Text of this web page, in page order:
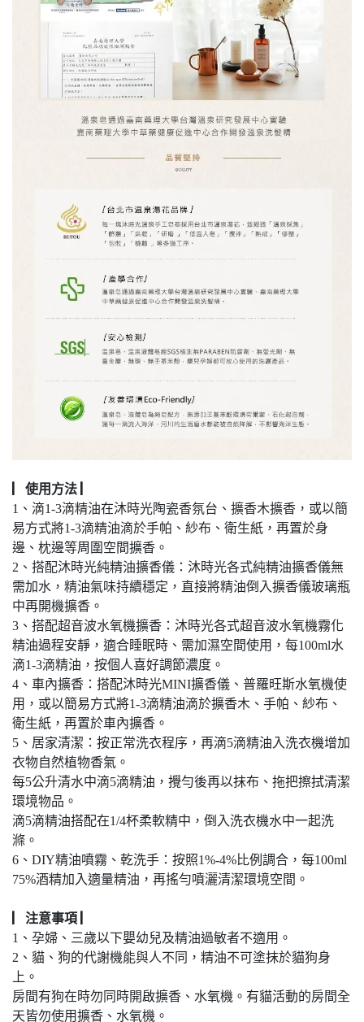
▏使用方法 ▏
1、滴1-3滴精油在沐時光陶瓷香氛台、擴香木擴香，或以簡
易方式將1-3滴精油滴於手帕、紗布、衛生紙，再置於身
邊、枕邊等周圍空間擴香。
2、搭配沐時光純精油擴香儀：沐時光各式純精油擴香儀無
需加水，精油氣味持續穩定，直接將精油倒入擴香儀玻璃瓶
中再開機擴香。
3、搭配超音波水氧機擴香：沐時光各式超音波水氧機霧化
精油過程安靜，適合睡眠時、需加濕空間使用，每100ml水
滴1-3滴精油，按個人喜好調節濃度。
4、車內擴香：搭配沐時光MINI擴香儀、普羅旺斯水氧機使
用，或以簡易方式將1-3滴精油滴於擴香木、手帕、紗布、
衛生紙，再置於車內擴香。
5、居家清潔：按正常洗衣程序，再滴5滴精油入洗衣機增加
衣物自然植物香氣。
每5公升清水中滴5滴精油，攪勻後再以抹布、拖把擦拭清潔
環境物品。
滴5滴精油搭配在1/4杯柔軟精中，倒入洗衣機水中一起洗
滌。
6、DIY精油噴霧、乾洗手：按照1%-4%比例調合，每100ml
75%酒精加入適量精油，再搖勻噴灑清潔環境空間。
▏注意事項 ▏
1、孕婦、三歲以下嬰幼兒及精油過敏者不適用。
2、貓、狗的代謝機能與人不同，精油不可塗抹於貓狗身
上。
房間有狗在時勿同時開啟擴香、水氧機。有貓活動的房間全
天皆勿使用擴香、水氧機。